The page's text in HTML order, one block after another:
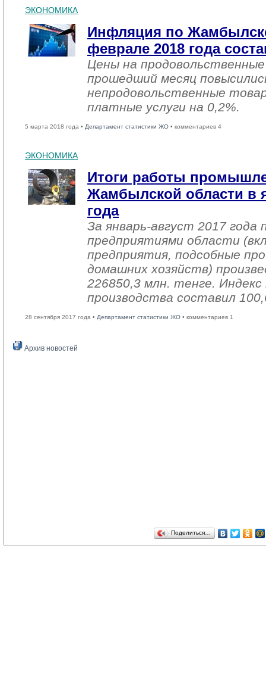
ЭКОНОМИКА
Инфляция по
феврале 2018 года
Цены на
прошедший месяц
непродовольственные
платные услуги на 0,2%.
5 марта 2018 года • Департамент статистики ЖО • комментариев 4
ЭКОНОМИКА
Итоги работы
Жамбылской области в
года
За январь-август 2017
предприятиями области
предприятия, подсобные
домашних хозяйств)
226850,3 млн. тенге.
производства составил
28 сентября 2017 года • Департамент статистики ЖО • комментариев 1
Архив новостей
Поделиться…